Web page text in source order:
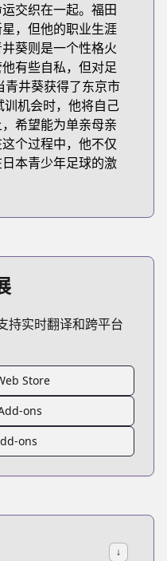
交织在一起。福田
，但他的职业生涯
葵则是一个性格火
有些自私，但对足
青井葵获得了东京市
机会时，他将自己
希望能为单亲母亲
个过程中，他不仅
本青少年足球的激
持实时翻译和跨平台
Store
ons
ons
↓